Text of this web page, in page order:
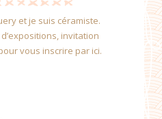
et je suis céramiste.
invitation
vous inscrire par ici.